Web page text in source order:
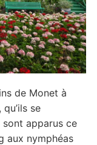
de Monet à
se
sont apparus ce
aux nymphéas